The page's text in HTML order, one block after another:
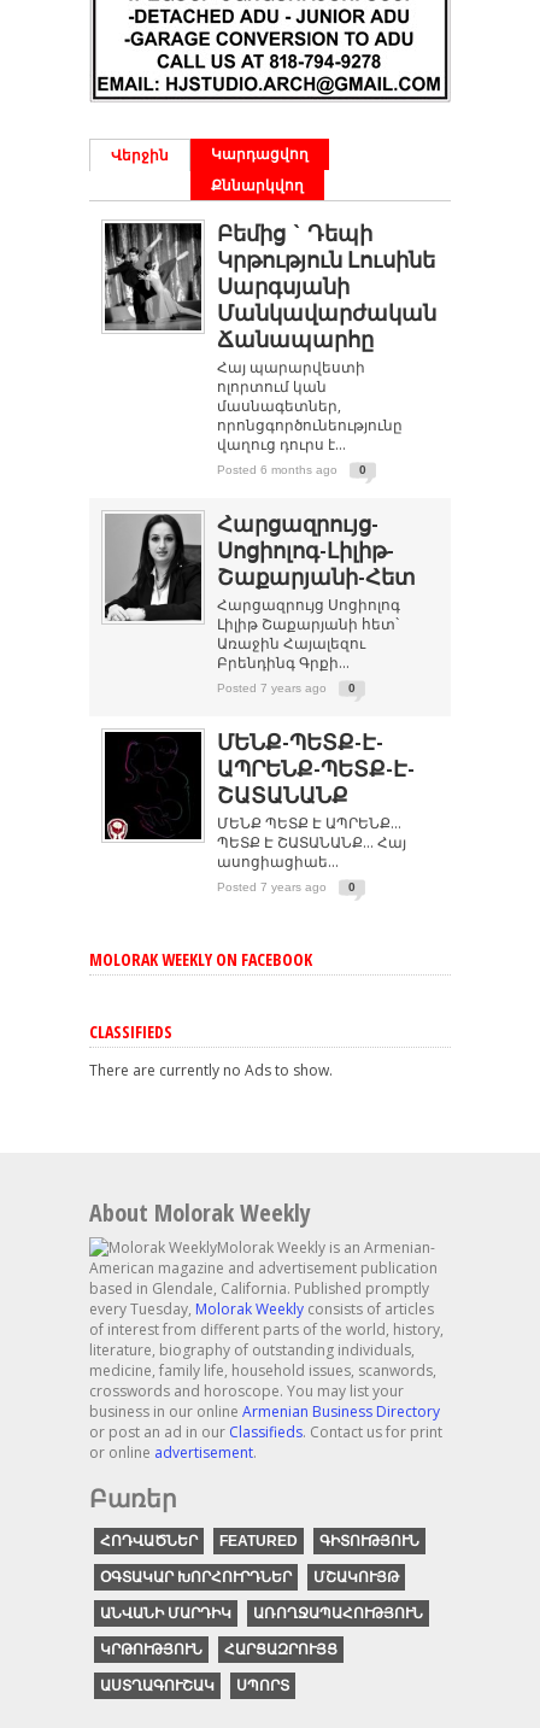
Վերջին
Կարդացվող
Քննարկվող
Բեմից ` Դեպի
Կրթություն Լուսինե
Սարգսյանի
Մանկավարժական
Ճանապարհը
Հայ պարարվեստի
ոլորտում կան
մասնագետներ,
որոնցգործունեությունը
վաղուց դուրս է...
Posted 6 months ago 0
Հարցազրույց-
Սոցիոլոգ-Լիլիթ-
Շաքարյանի-Հետ
Հարցազրույց Սոցիոլոգ
Լիլիթ Շաքարյանի հետ`
Առաջին Հայալեզու
Բրենդինգ Գրքի...
Posted 7 years ago 0
ՄԵՆՔ-ՊԵՏՔ-Է-
ԱՊՐԵՆՔ-ՊԵՏՔ-Է-
ՇԱՏԱՆԱՆՔ
ՄԵՆՔ ՊԵՏՔ Է ԱՊՐԵՆՔ…
ՊԵՏՔ Է ՇԱՏԱՆԱՆՔ… Հայ
ասոցիացիաե...
Posted 7 years ago 0
MOLORAK WEEKLY ON FACEBOOK
CLASSIFIEDS
There are currently no Ads to show.
About Molorak Weekly
Molorak Weekly is an Armenian-
American magazine and advertisement publication
based in Glendale, California. Published promptly
every Tuesday, Molorak Weekly consists of articles
of interest from different parts of the world, history,
literature, biography of outstanding individuals,
medicine, family life, household issues, scanwords,
crosswords and horoscope. You may list your
business in our online Armenian Business Directory
or post an ad in our Classifieds. Contact us for print
or online advertisement.
Բառեր
ՀՈԴՎԱԾՆԵՐ FEATURED ԳԻՏՈՒԹՅՈՒՆ
ՕԳՏԱԿԱՐ ԽՈՐՀՈՒՐԴՆԵՐ ՄՇԱԿՈՒՅԹ
ԱՆՎԱՆԻ ՄԱՐԴԻԿ ԱՌՈՂՋԱՊԱՀՈՒԹՅՈՒՆ
ԿՐԹՈՒԹՅՈՒՆ ՀԱՐՑԱԶՐՈՒՅՑ
ԱՍՏՂԱԳՈՒՇԱԿ ՍՊՈՐՏ